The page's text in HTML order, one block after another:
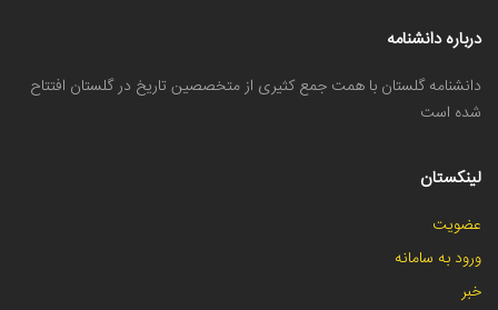
درباره دانشنامه
دانشنامه گلستان با همت جمع کثیری از متخصصین تاریخ در گلستان افتتاح
شده است
لینکستان
عضویت
ورود به سامانه
خبر